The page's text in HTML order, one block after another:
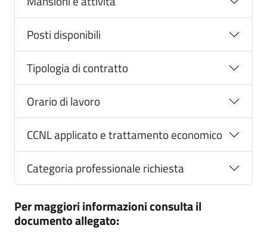
Posti disponibili
Tipologia di contratto
Orario di lavoro
CCNL applicato e trattamento economico
Categoria professionale richiesta
Per maggiori informazioni consulta il
documento allegato: